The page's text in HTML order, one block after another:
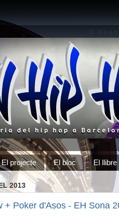
El projecte El bloc El llibre
2013
+ Poker d'Asos - EH Sona